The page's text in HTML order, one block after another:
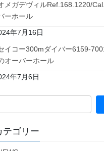
メガデヴィルRef.168.1220/
ーホール
年7月16日
イコー300mダイバー6159-
オーバーホール
年7月6日
テゴリー